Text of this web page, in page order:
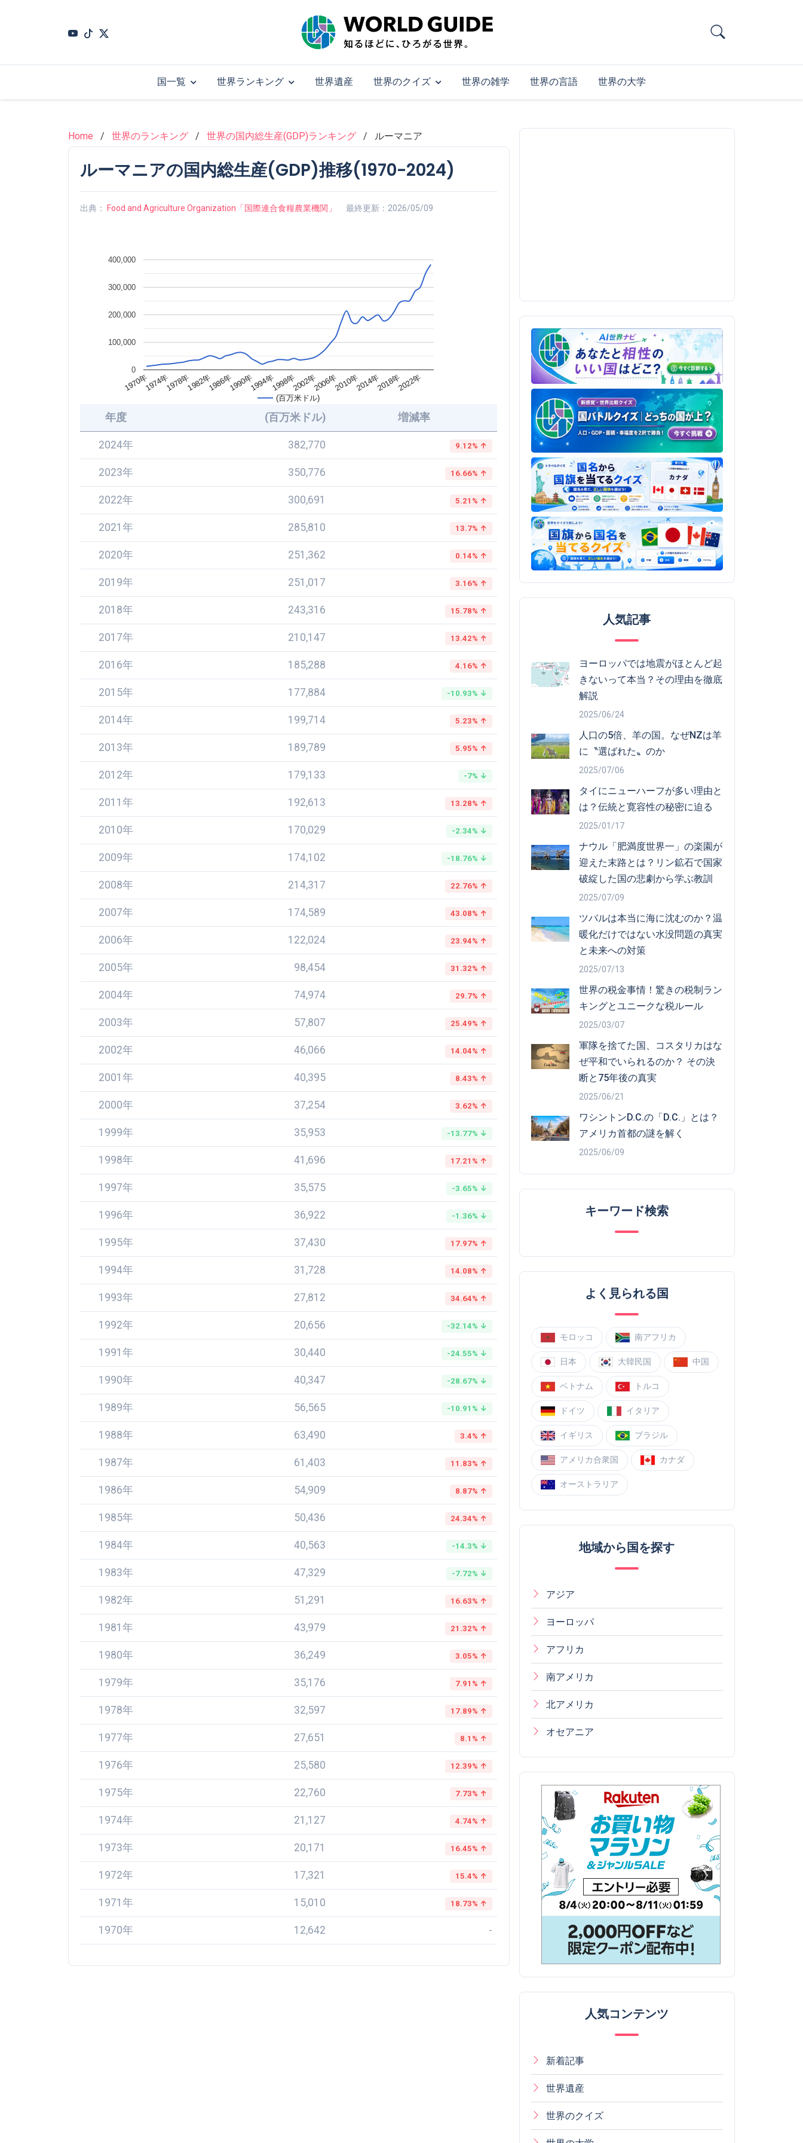
国一覧 世界ランキング 世界遺産 世界のクイズ 世界の雑学 世界の言語 世界の大学
Home 世界のランキング 世界の国内総生産(GDP)ランキング ルーマニア
ルーマニアの国内総生産(GDP)推移(1970-2024)
出典： Food and Agriculture Organization「国際連合食糧農業機関」 最終更新：2026/05/09
(百万米ドル)
1970年1974年1978年1982年1986年1990年1994年1998年2002年2006年2010年2014年2018年2022年
0
100,000
200,000
300,000
400,000
年度 (百万米ドル) 増減率
2024年 382,770 9.12% ↑
2023年 350,776 16.66% ↑
2022年 300,691 5.21% ↑
2021年 285,810 13.7% ↑
2020年 251,362 0.14% ↑
2019年 251,017 3.16% ↑
2018年 243,316 15.78% ↑
2017年 210,147 13.42% ↑
2016年 185,288 4.16% ↑
2015年 177,884 -10.93% ↓
2014年 199,714 5.23% ↑
2013年 189,789 5.95% ↑
2012年 179,133 -7% ↓
2011年 192,613 13.28% ↑
2010年 170,029 -2.34% ↓
2009年 174,102 -18.76% ↓
2008年 214,317 22.76% ↑
2007年 174,589 43.08% ↑
2006年 122,024 23.94% ↑
2005年 98,454 31.32% ↑
2004年 74,974 29.7% ↑
2003年 57,807 25.49% ↑
2002年 46,066 14.04% ↑
2001年 40,395 8.43% ↑
2000年 37,254 3.62% ↑
1999年 35,953 -13.77% ↓
1998年 41,696 17.21% ↑
1997年 35,575 -3.65% ↓
1996年 36,922 -1.36% ↓
1995年 37,430 17.97% ↑
1994年 31,728 14.08% ↑
1993年 27,812 34.64% ↑
1992年 20,656 -32.14% ↓
1991年 30,440 -24.55% ↓
1990年 40,347 -28.67% ↓
1989年 56,565 -10.91% ↓
1988年 63,490 3.4% ↑
1987年 61,403 11.83% ↑
1986年 54,909 8.87% ↑
1985年 50,436 24.34% ↑
1984年 40,563 -14.3% ↓
1983年 47,329 -7.72% ↓
1982年 51,291 16.63% ↑
1981年 43,979 21.32% ↑
1980年 36,249 3.05% ↑
1979年 35,176 7.91% ↑
1978年 32,597 17.89% ↑
1977年 27,651 8.1% ↑
1976年 25,580 12.39% ↑
1975年 22,760 7.73% ↑
1974年 21,127 4.74% ↑
1973年 20,171 16.45% ↑
1972年 17,321 15.4% ↑
1971年 15,010 18.73% ↑
1970年 12,642 -
人気記事
ヨーロッパでは地震がほとんど起
きないって本当？その理由を徹底
解説
2025/06/24
人口の5倍、羊の国。なぜNZは羊
に〝選ばれた〟のか
2025/07/06
タイにニューハーフが多い理由と
は？伝統と寛容性の秘密に迫る
2025/01/17
ナウル「肥満度世界一」の楽園が
迎えた末路とは？リン鉱石で国家
破綻した国の悲劇から学ぶ教訓
2025/07/09
ツバルは本当に海に沈むのか？温
暖化だけではない水没問題の真実
と未来への対策
2025/07/13
世界の税金事情！驚きの税制ラン
キングとユニークな税ルール
2025/03/07
軍隊を捨てた国、コスタリカはな
ぜ平和でいられるのか？ その決
断と75年後の真実
2025/06/21
ワシントンD.C.の「D.C.」とは？
アメリカ首都の謎を解く
2025/06/09
キーワード検索
よく見られる国
モロッコ 南アフリカ
日本 大韓民国 中国
ベトナム トルコ
ドイツ イタリア
イギリス ブラジル
アメリカ合衆国 カナダ
オーストラリア
地域から国を探す
アジア
ヨーロッパ
アフリカ
南アメリカ
北アメリカ
オセアニア
人気コンテンツ
新着記事
世界遺産
世界のクイズ